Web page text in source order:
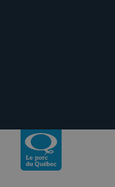
Revenir à la page